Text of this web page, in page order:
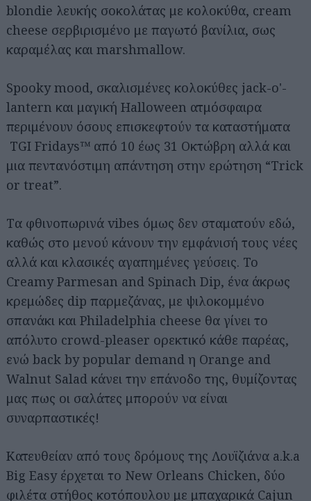
blondie λευκής σοκολάτας με κολοκύθα, cream
cheese σερβιρισμένο με παγωτό βανίλια, σως
καραμέλας και marshmallow.
Spooky mood, σκαλισμένες κολοκύθες jack-o'-
lantern και μαγική Halloween ατμόσφαιρα
περιμένουν όσους επισκεφτούν τα καταστήματα
TGI Fridays™ από 10 έως 31 Οκτώβρη αλλά και
μια πεντανόστιμη απάντηση στην ερώτηση “Trick
or treat”.
Tα φθινοπωρινά vibes όμως δεν σταματούν εδώ,
καθώς στο μενού κάνουν την εμφάνισή τους νέες
αλλά και κλασικές αγαπημένες γεύσεις. To
Creamy Parmesan and Spinach Dip, ένα άκρως
κρεμώδες dip παρμεζάνας, με ψιλοκομμένο
σπανάκι και Philadelphia cheese θα γίνει το
απόλυτο crowd-pleaser ορεκτικό κάθε παρέας,
ενώ back by popular demand η Orange and
Walnut Salad κάνει την επάνοδο της, θυμίζοντας
μας πως οι σαλάτες μπορούν να είναι
συναρπαστικές!
Κατευθείαν από τους δρόμους της Λουϊζιάνα a.k.a
Big Easy έρχεται το New Orleans Chicken, δύο
φιλέτα στήθος κοτόπουλου με μπαχαρικά Cajun